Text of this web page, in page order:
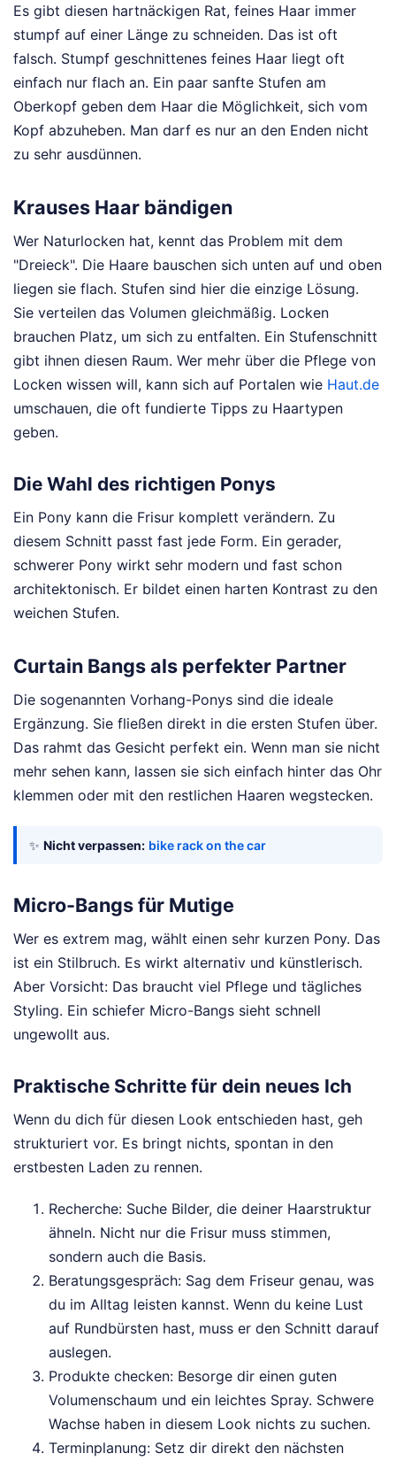
Es gibt diesen hartnäckigen Rat, feines Haar immer
stumpf auf einer Länge zu schneiden. Das ist oft
falsch. Stumpf geschnittenes feines Haar liegt oft
einfach nur flach an. Ein paar sanfte Stufen am
Oberkopf geben dem Haar die Möglichkeit, sich vom
Kopf abzuheben. Man darf es nur an den Enden nicht
zu sehr ausdünnen.
Krauses Haar bändigen
Wer Naturlocken hat, kennt das Problem mit dem
"Dreieck". Die Haare bauschen sich unten auf und oben
liegen sie flach. Stufen sind hier die einzige Lösung.
Sie verteilen das Volumen gleichmäßig. Locken
brauchen Platz, um sich zu entfalten. Ein Stufenschnitt
gibt ihnen diesen Raum. Wer mehr über die Pflege von
Locken wissen will, kann sich auf Portalen wie Haut.de
umschauen, die oft fundierte Tipps zu Haartypen
geben.
Die Wahl des richtigen Ponys
Ein Pony kann die Frisur komplett verändern. Zu
diesem Schnitt passt fast jede Form. Ein gerader,
schwerer Pony wirkt sehr modern und fast schon
architektonisch. Er bildet einen harten Kontrast zu den
weichen Stufen.
Curtain Bangs als perfekter Partner
Die sogenannten Vorhang-Ponys sind die ideale
Ergänzung. Sie fließen direkt in die ersten Stufen über.
Das rahmt das Gesicht perfekt ein. Wenn man sie nicht
mehr sehen kann, lassen sie sich einfach hinter das Ohr
klemmen oder mit den restlichen Haaren wegstecken.
✨ Nicht verpassen: bike rack on the car
Micro-Bangs für Mutige
Wer es extrem mag, wählt einen sehr kurzen Pony. Das
ist ein Stilbruch. Es wirkt alternativ und künstlerisch.
Aber Vorsicht: Das braucht viel Pflege und tägliches
Styling. Ein schiefer Micro-Bangs sieht schnell
ungewollt aus.
Praktische Schritte für dein neues Ich
Wenn du dich für diesen Look entschieden hast, geh
strukturiert vor. Es bringt nichts, spontan in den
erstbesten Laden zu rennen.
Recherche: Suche Bilder, die deiner Haarstruktur
ähneln. Nicht nur die Frisur muss stimmen,
sondern auch die Basis.
Beratungsgespräch: Sag dem Friseur genau, was
du im Alltag leisten kannst. Wenn du keine Lust
auf Rundbürsten hast, muss er den Schnitt darauf
auslegen.
Produkte checken: Besorge dir einen guten
Volumenschaum und ein leichtes Spray. Schwere
Wachse haben in diesem Look nichts zu suchen.
Terminplanung: Setz dir direkt den nächsten